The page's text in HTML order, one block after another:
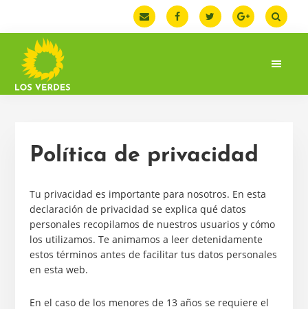
la
navegación
principal
contenido
principal
LOS
Web
Federación
Los
Verdes.
España
Política de privacidad
Tu privacidad es importante para nosotros. En esta
declaración de privacidad se explica qué datos
personales recopilamos de nuestros usuarios y cómo
los utilizamos. Te animamos a leer detenidamente
estos términos antes de facilitar tus datos personales
en esta web.
En el caso de los menores de 13 años se requiere el